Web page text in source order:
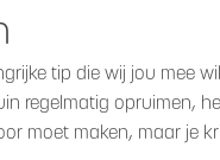
tip die wij jou mee
regelmatig opruimen,
moet maken, maar je